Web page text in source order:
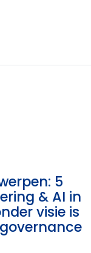
5
& AI in
visie is